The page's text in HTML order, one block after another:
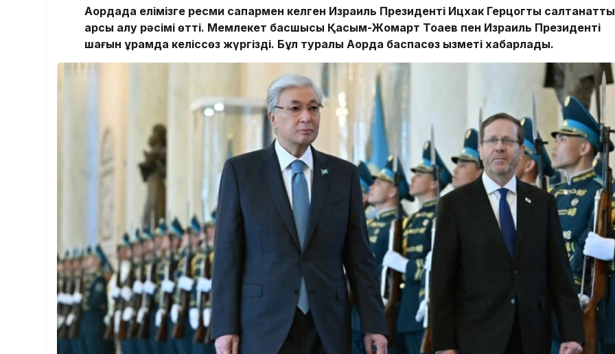
Ақордада елімізге ресми сапармен келген Израиль Президенті Ицхак Герцогты салтанатты
қарсы алу рәсімі өтті. Мемлекет басшысы Қасым-Жомарт Тоқаев пен Израиль Президенті
шағын құрамда келіссөз жүргізді. Бұл туралы Ақорда баспасөз қызметі хабарлады.